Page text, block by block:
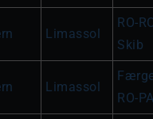
Limassol
RO-
Skib
Limassol
RO-